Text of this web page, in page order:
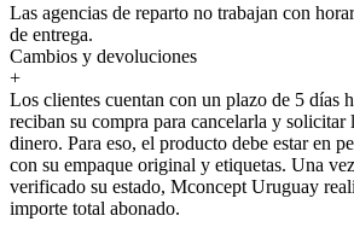
Las agencias de reparto no trabajan con
de entrega.
Cambios y devoluciones
+
Los clientes cuentan con un plazo de 5 días
reciban su compra para cancelarla y solicitar
dinero. Para eso, el producto debe estar en
con su empaque original y etiquetas. Una
verificado su estado, Mconcept Uruguay
importe total abonado.